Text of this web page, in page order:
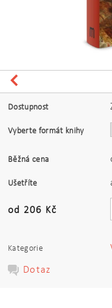
Dostupnost
Vyberte formát knihy
Běžná cena
Ušetříte
od 206 Kč
Kategorie
Dotaz